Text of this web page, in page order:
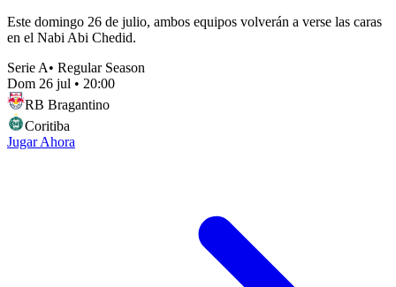
Este domingo 26 de julio, ambos equipos volverán a verse las caras
en el Nabi Abi Chedid.
Serie A• Regular Season
Dom 26 jul • 20:00
RB Bragantino
Coritiba
Jugar Ahora